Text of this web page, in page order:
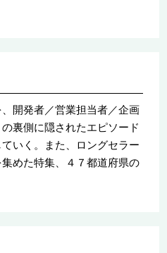
開発者／営業担当者／企画
裏側に隠されたエピソード
いく。また、ロングセラー
めた特集、４７都道府県の